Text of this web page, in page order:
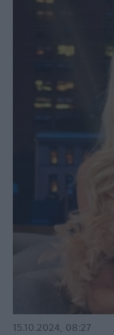
15.10.2024, 08:27